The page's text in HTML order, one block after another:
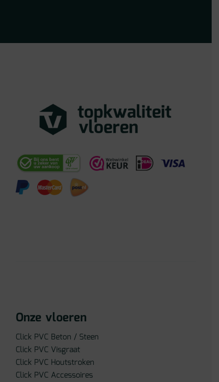
Onze vloeren
Click PVC Beton / Steen
Click PVC Visgraat
Click PVC Houtstroken
Click PVC Accessoires